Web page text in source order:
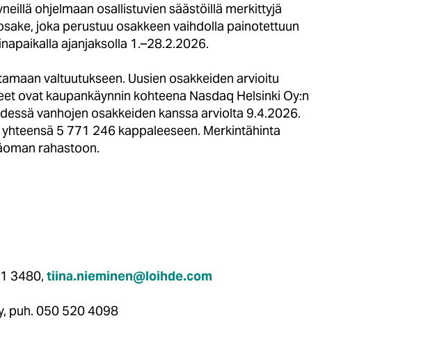
ohjelmaan osallistuvien säästöillä merkittyjä
joka perustuu osakkeen vaihdolla painotettuun
ajanjaksolla 1.–28.2.2026.
valtuutukseen. Uusien osakkeiden arvioitu
ovat kaupankäynnin kohteena Nasdaq Helsinki Oy:n
vanhojen osakkeiden kanssa arviolta 9.4.2026.
5 771 246 kappaleeseen. Merkintähinta
rahastoon.
3480, tiina.nieminen@loihde.com
puh. 050 520 4098